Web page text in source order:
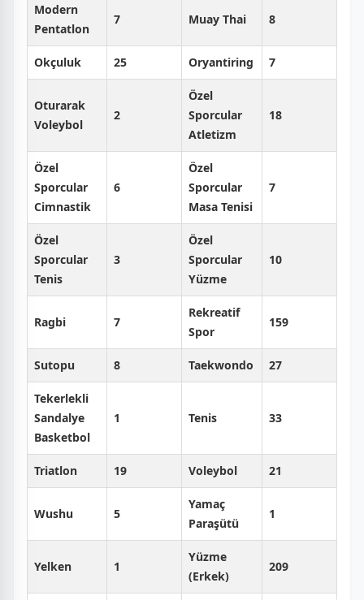
Modern
Pentatlon
7 Muay Thai 8
Okçuluk 25 Oryantiring 7
Oturarak
Voleybol
2
Özel
Sporcular
Atletizm
18
Özel
Sporcular
Cimnastik
6
Özel
Sporcular
Masa Tenisi
7
Özel
Sporcular
Tenis
3
Özel
Sporcular
Yüzme
10
Ragbi 7
Rekreatif
Spor
159
Sutopu 8 Taekwondo 27
Tekerlekli
Sandalye
Basketbol
1 Tenis 33
Triatlon 19 Voleybol 21
Wushu 5
Yamaç
Paraşütü
1
Yelken 1
Yüzme
(Erkek)
209